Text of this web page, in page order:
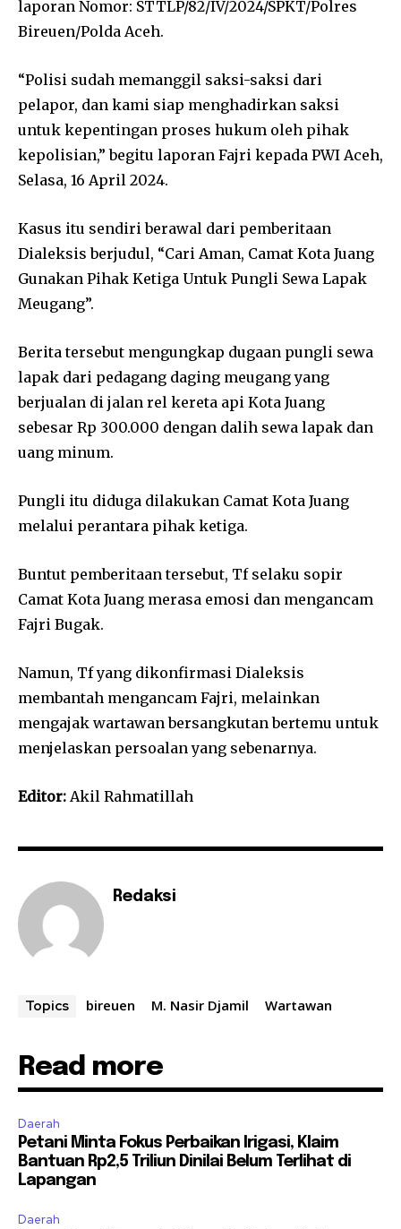
laporan Nomor: STTLP/82/IV/2024/SPKT/Polres
Bireuen/Polda Aceh.
“Polisi sudah memanggil saksi-saksi dari
pelapor, dan kami siap menghadirkan saksi
untuk kepentingan proses hukum oleh pihak
kepolisian,” begitu laporan Fajri kepada PWI Aceh,
Selasa, 16 April 2024.
Kasus itu sendiri berawal dari pemberitaan
Dialeksis berjudul, “Cari Aman, Camat Kota Juang
Gunakan Pihak Ketiga Untuk Pungli Sewa Lapak
Meugang”.
Berita tersebut mengungkap dugaan pungli sewa
lapak dari pedagang daging meugang yang
berjualan di jalan rel kereta api Kota Juang
sebesar Rp 300.000 dengan dalih sewa lapak dan
uang minum.
Pungli itu diduga dilakukan Camat Kota Juang
melalui perantara pihak ketiga.
Buntut pemberitaan tersebut, Tf selaku sopir
Camat Kota Juang merasa emosi dan mengancam
Fajri Bugak.
Namun, Tf yang dikonfirmasi Dialeksis
membantah mengancam Fajri, melainkan
mengajak wartawan bersangkutan bertemu untuk
menjelaskan persoalan yang sebenarnya.
Editor: Akil Rahmatillah
Redaksi
Topics bireuen M. Nasir Djamil Wartawan
Read more
Daerah
Petani Minta Fokus Perbaikan Irigasi, Klaim
Bantuan Rp2,5 Triliun Dinilai Belum Terlihat di
Lapangan
Daerah